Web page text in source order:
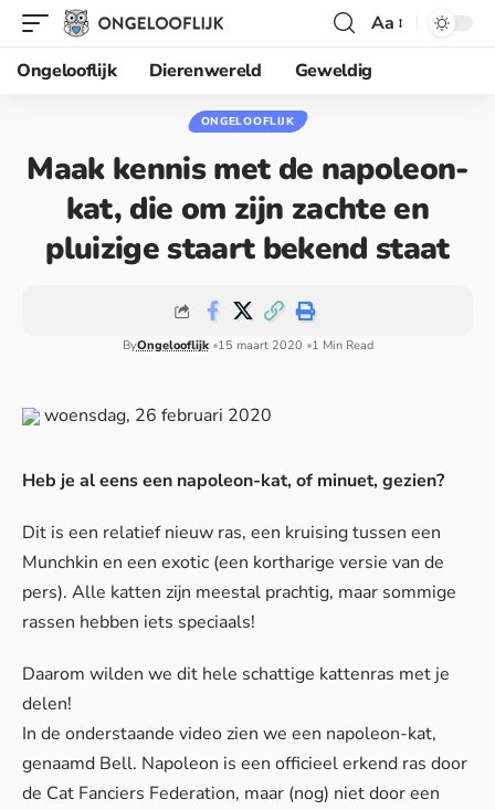
Aa
Ongelooflijk
Dierenwereld Geweldig
ONGELOOFLIJK
Maak kennis met de napoleon-
kat, die om zijn zachte en
pluizige staart bekend staat
ByOngelooflijk 15 maart 2020 1 Min Read
woensdag, 26 februari 2020
Heb je al eens een napoleon-kat, of minuet, gezien?
Dit is een relatief nieuw ras, een kruising tussen een
Munchkin en een exotic (een kortharige versie van de
pers). Alle katten zijn meestal prachtig, maar sommige
rassen hebben iets speciaals!
Daarom wilden we dit hele schattige kattenras met je
delen!
In de onderstaande video zien we een napoleon-kat,
genaamd Bell. Napoleon is een officieel erkend ras door
de Cat Fanciers Federation, maar (nog) niet door een